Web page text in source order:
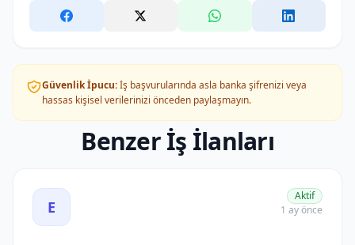
Güvenlik İpucu:İş başvurularında asla banka şifrenizi veya
hassas kişisel verilerinizi önceden paylaşmayın.
Benzer İş İlanları
E
Aktif
1 ay önce